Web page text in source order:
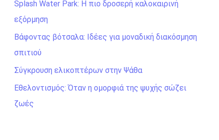
τ
η
σ
η
γ
ι
α
Splash Water Park: Η πιο δροσερή καλοκαιρινή
εξόρμηση
Βάφοντας βότσαλα: Ιδέες για μοναδική διακόσμηση
σπιτιού
Σύγκρουση ελικοπτέρων στην Ψάθα
Εθελοντισμός: Όταν η ομορφιά της ψυχής σώζει
ζωές